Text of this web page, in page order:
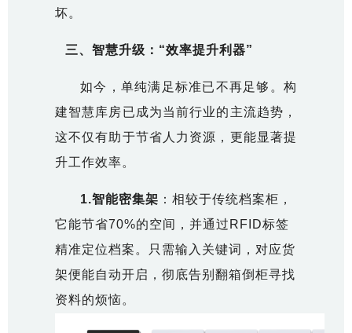
坏。
三、智慧升级：“效率提升利器”
如今，单纯满足标准已不再足够。构
建智慧库房已成为当前行业的主流趋势，
这不仅有助于节省人力资源，更能显著提
升工作效率。
1.智能密集架 ：相较于传统档案柜，
它能节省70%的空间，并通过RFID标签
精准定位档案。只需输入关键词，对应货
架便能自动开启，彻底告别翻箱倒柜寻找
资料的烦恼。